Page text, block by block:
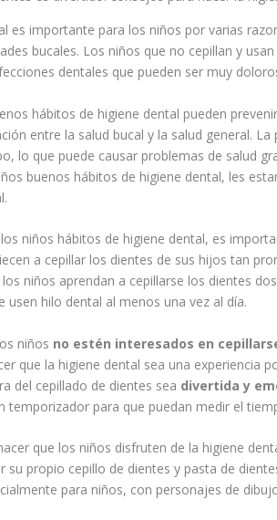
es importante para los niños por varias
bucales. Los niños que no cepillan y
dentales que pueden ser muy
hábitos de higiene dental pueden
entre la salud bucal y la salud general.
lo que puede causar problemas de salud
buenos hábitos de higiene dental, les
niños hábitos de higiene dental, es
a cepillar los dientes de sus hijos tan
niños aprendan a cepillarse los dientes
usen hilo dental al menos una vez al día.
niños no estén interesados en
que la higiene dental sea una experiencia
del cepillado de dientes sea divertida y
temporizador para que puedan medir el
que los niños disfruten de la higiene
su propio cepillo de dientes y pasta de
para niños, con personajes de